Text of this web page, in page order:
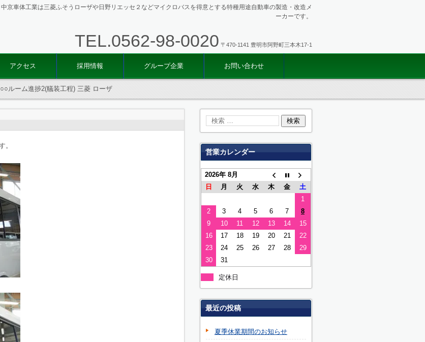
京車体工業は三菱ふそうローザや日野リエッセ２などマイクロバスを得意とする特種用途自動車の製造・改造メ
ーカーです。
TEL.0562-98-0020 〒470-1141 豊明市阿野町三本木17-1
アクセス 採用情報 グループ企業 お問い合わせ
ルーム進捗2(艤装工程) 三菱 ローザ
。
営業カレンダー
2026年 8月
日
月 火 水 木 金
土
1
2
3 4 5 6 7
8
9
10 11 12 13 14
15
16
17 18 19 20 21
22
23
24 25 26 27 28
29
30
31
定休日
最近の投稿
夏季休業期間のお知らせ